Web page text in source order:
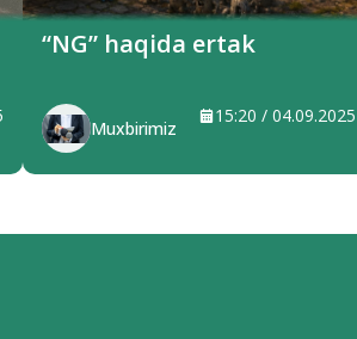
“NG” haqida ertak
Muxbirimiz
15:20 / 04.09.2025